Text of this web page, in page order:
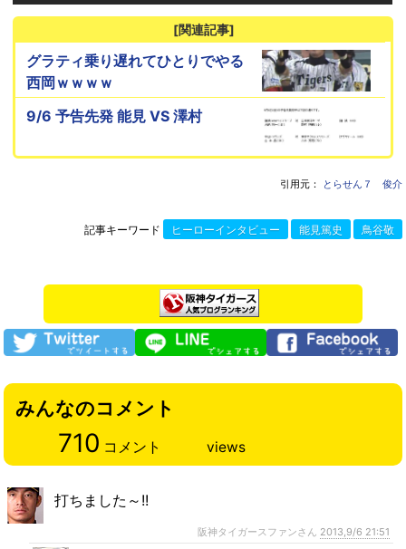
[関連記事]
グラティ乗り遅れてひとりでやる
西岡ｗｗｗｗ
9/6 予告先発 能見 VS 澤村
引用元： とらせん７ 俊介
記事キーワード ヒーローインタビュー 能見篤史 鳥谷敬
みんなのコメント
710 コメント views
打ちました～!!
阪神タイガースファンさん 2013,9/6 21:51